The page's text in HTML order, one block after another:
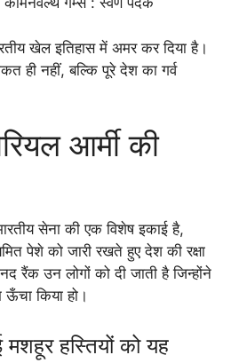
खेल इतिहास में अमर कर दिया है।
ही नहीं, बल्कि पूरे देश का गर्व
आर्मी की
सेना की एक विशेष इकाई है,
पेशे को जारी रखते हुए देश की रक्षा
रैंक उन लोगों को दी जाती है जिन्होंने
किया हो।
हस्तियों को यह